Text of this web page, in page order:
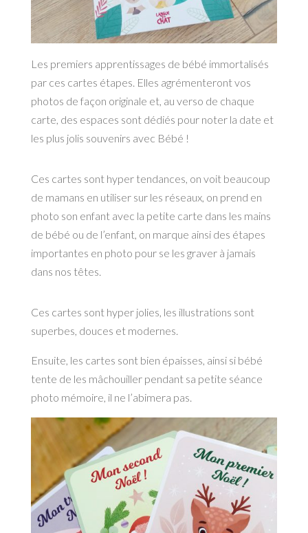
Les premiers apprentissages de bébé immortalisés
par ces cartes étapes. Elles agrémenteront vos
photos de façon originale et, au verso de chaque
carte, des espaces sont dédiés pour noter la date et
les plus jolis souvenirs avec Bébé !
Ces cartes sont hyper tendances, on voit beaucoup
de mamans en utiliser sur les réseaux, on prend en
photo son enfant avec la petite carte dans les mains
de bébé ou de l’enfant, on marque ainsi des étapes
importantes en photo pour se les graver à jamais
dans nos têtes.
Ces cartes sont hyper jolies, les illustrations sont
superbes, douces et modernes.
Ensuite, les cartes sont bien épaisses, ainsi si bébé
tente de les mâchouiller pendant sa petite séance
photo mémoire, il ne l’abimera pas.